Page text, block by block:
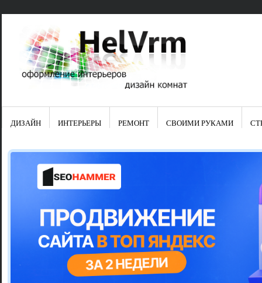
Свежие
Японские
Школа
Шьем
ДИЗАЙН ИНТЕРЬЕРЫ РЕМОНТ СВОИМИ РУКАМИ